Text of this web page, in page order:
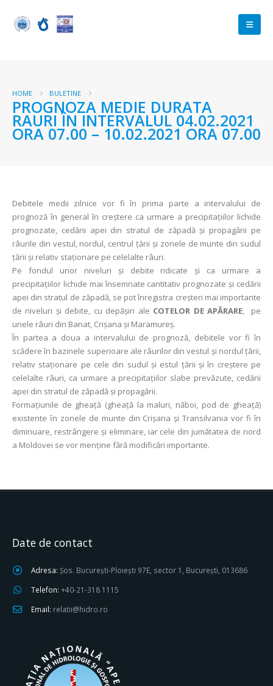
HOME BULETINE
PROGNOZA MEDIE DURATA
RAURI ÎN INTERVALUL 04.02.2021
ORA 07.00 – 10.02.2021 ORA 07.00
Debitele medii zilnice vor fi în prima parte a intervalului de
prognoză în general în creștere ca urmare a precipitațiilor lichide
prognozate, cedării apei din stratul de zăpadă și propagării pe
râurile din vestul, nordul, centrul țării și zonele de munte din sudul
țării și relativ staționare pe celelalte râuri.
Pe fondul unor niveluri și debite ridicate și ca urmare a
precipitațiilor lichide mai însemnate cantitativ prognozate și cedării
apei din stratul de zăpadă, se pot înregistra creșteri mai importante
de niveluri și debite, cu depășiri ale COTELOR DE APĂRARE, pe
unele râuri din Banat, Crișana și Maramureș.
În partea a doua a intervalului de prognoză, debitele vor fi în
scădere în bazinele superioare ale râurilor din vestul și nordul țării,
relativ staționare pe cele din sudul și estul țării și în creștere pe
celelalte râuri, ca urmare a precipitațiilor slabe prevăzute, cedării
apei din stratul de zăpadă și propagării.
Formațiunile de gheață (gheață la maluri, năboi, pod de gheață)
existente ȋn zonele de munte din Crișana și Transilvania vor fi în
diminuare, restrângere și eliminare, iar cele din jumătatea de nord
a Moldovei se vor menține fără modificări importante.
Date de contact
Adresa: Șos. București-Ploiești 97E, sector 1, București, 013686
Telefon: +40-21-318 1115
Email: relatii@hidro.ro